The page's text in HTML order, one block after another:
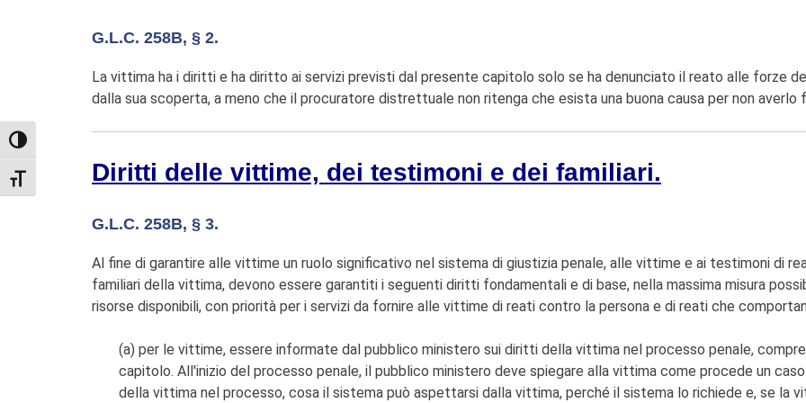
TOGGLE HIGH CONTRAST
TOGGLE FONT SIZE
G.L.C. 258B, § 2.
La vittima ha i diritti e ha diritto ai servizi previsti dal presente capitolo solo se ha denunciato il reato alle forze
dalla sua scoperta, a meno che il procuratore distrettuale non ritenga che esista una buona causa per non averlo
Diritti delle vittime, dei testimoni e dei familiari.
G.L.C. 258B, § 3.
Al fine di garantire alle vittime un ruolo significativo nel sistema di giustizia penale, alle vittime e ai testimoni di
familiari della vittima, devono essere garantiti i seguenti diritti fondamentali e di base, nella massima misura
risorse disponibili, con priorità per i servizi da fornire alle vittime di reati contro la persona e di reati che
(a) per le vittime, essere informate dal pubblico ministero sui diritti della vittima nel processo penale,
capitolo. All'inizio del processo penale, il pubblico ministero deve spiegare alla vittima come procede un
della vittima nel processo, cosa il sistema può aspettarsi dalla vittima, perché il sistema lo richiede e, se la